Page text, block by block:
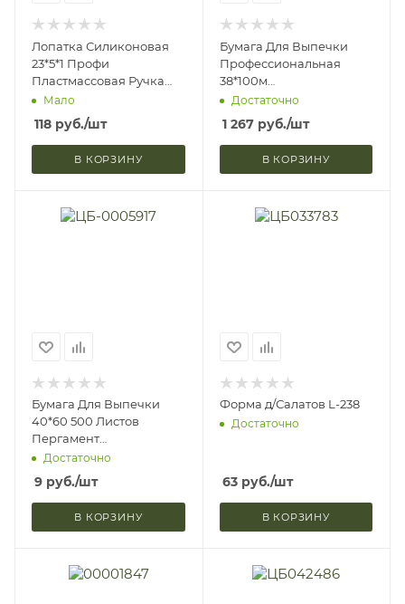
Лопатка Силиконовая
23*5*1 Профи
Пластмассовая Ручка
Голубой Доляна 4281898
Мало
118 руб./шт
В КОРЗИНУ
Бумага Для Выпечки
Профессиональная
38*100м
Силиконизированная
Golden Nordic EB
4077353 (1/8)
Достаточно
1 267руб./шт
В КОРЗИНУ
Бумага Для Выпечки
40*60 500 Листов
Пергамент
Силиконизированный 2-
х Стороннее Покрытие
9334677 (1/
Достаточно
9 руб./шт
В КОРЗИНУ
Форма д/Салатов L-238
Достаточно
63руб./шт
В КОРЗИНУ